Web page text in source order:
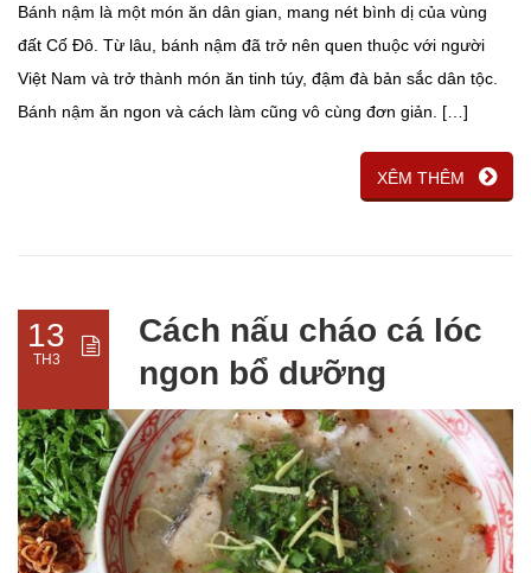
Bánh nậm là một món ăn dân gian, mang nét bình dị của vùng
đất Cố Đô. Từ lâu, bánh nậm đã trở nên quen thuộc với người
Việt Nam và trở thành món ăn tinh túy, đậm đà bản sắc dân tộc.
Bánh nậm ăn ngon và cách làm cũng vô cùng đơn giản. […]
XÊM THÊM
13
TH3
Cách nấu cháo cá lóc
ngon bổ dưỡng